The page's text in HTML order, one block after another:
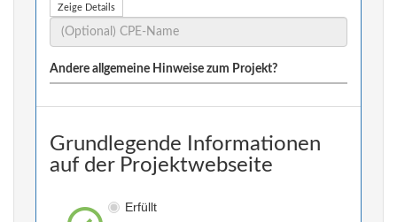
Zeige Details
Andere allgemeine Hinweise zum Projekt?
Grundlegende Informationen
auf der Projektwebseite
Erfüllt